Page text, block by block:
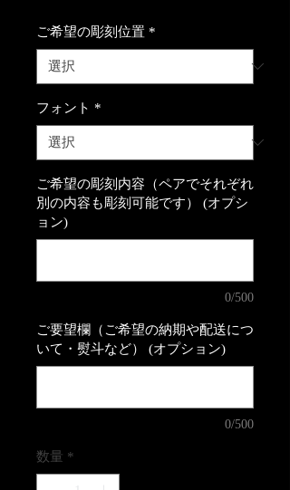
ご希望の彫刻位置 *
フォント *
ご希望の彫刻内容（ペアでそれぞれ
別の内容も彫刻可能です） (オプシ
ョン)
0/500
ご要望欄（ご希望の納期や配送につ
いて・熨斗など） (オプション)
0/500
数量 *